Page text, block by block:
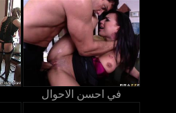
في احسن الاحوال